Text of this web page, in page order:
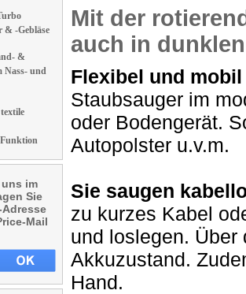
& -Gebläse
&
Nass- und
im
Sie
Adresse
Mail
Mit der
auch in
Flexibel und
Staubsauger im
oder Bodengerät.
Autopolster u.v.m.
Sie saugen
zu kurzes Kabel
und loslegen.
Akkuzustand.
Hand.